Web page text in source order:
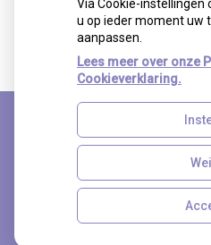
Uw Zorg
Cookie-
Via Cookie-instellingen
u op ieder moment uw
aanpassen.
Lees meer over onze
Cookieverklaring.